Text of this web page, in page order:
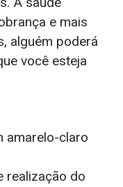
e mais
alguém poderá
você esteja
realização do